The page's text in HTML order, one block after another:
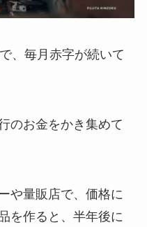
、毎月赤字が続いて
のお金をかき集めて
や量販店で、価格に
を作ると、半年後に